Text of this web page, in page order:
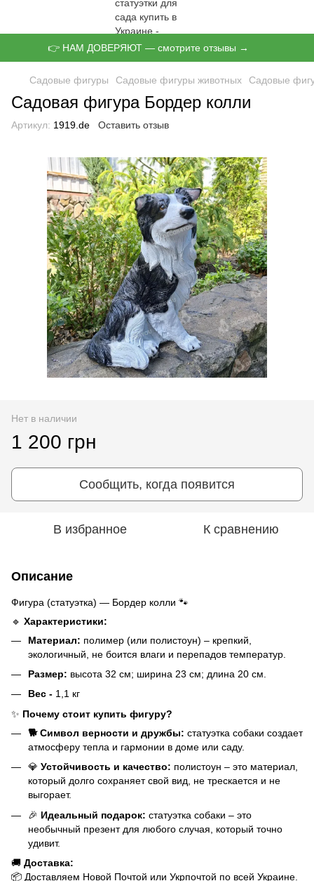
👉 НАМ ДОВЕРЯЮТ — смотрите отзывы →
Садовые фигуры Садовые фигуры животных Садовые
Садовая фигура Бордер колли
Артикул: 1919.de Оставить отзыв
Нет в наличии
1 200 грн
Сообщить, когда появится
В избранное К сравнению
Описание
Фигура (статуэтка) — Бордер колли 🐾
🔹 Характеристики:
Материал: полимер (или полистоун) – крепкий,
экологичный, не боится влаги и перепадов температур.
Размер: высота 32 см; ширина 23 см; длина 20 см.
Вес - 1,1 кг
✨ Почему стоит купить фигуру?
🐕 Символ верности и дружбы: статуэтка собаки создает
атмосферу тепла и гармонии в доме или саду.
💎 Устойчивость и качество: полистоун – это материал,
который долго сохраняет свой вид, не трескается и не
выгорает.
🎉 Идеальный подарок: статуэтка собаки – это
необычный презент для любого случая, который точно
удивит.
🚚 Доставка:
📦 Доставляем Новой Почтой или Укрпочтой по всей Украине.